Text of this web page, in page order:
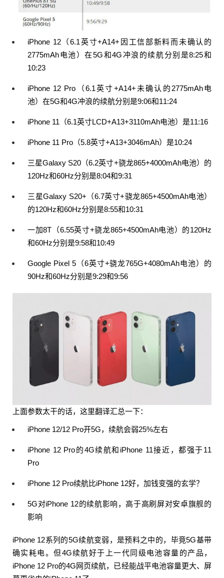
iPhone 12（6.1英寸+A14+因工信部新料而未确认的
2775mAh电池）在5G和4G冲浪的续航分别是8:25和
10:23
iPhone 12 Pro（6.1英寸+A14+未确认的2775mAh电
池）在5G和4G冲浪的续航分别是9:06和11:24
iPhone 11（6.1英寸LCD+A13+3110mAh电池）是11:16
iPhone 11 Pro（5.8英寸+A13+3046mAh）是10:24
三星Galaxy S20（6.2英寸+骁龙865+4000mAh电池）的
120Hz和60Hz分别是8:04和9:31
三星Galaxy S20+（6.7英寸+骁龙865+4500mAh电池）
的120Hz和60Hz分别是8:55和10:31
一加8T（6.55英寸+骁龙865+4500mAh电池）的120Hz
和60Hz分别是9:58和10:49
Google Pixel 5（6英寸+骁龙765G+4080mAh电池）的
90Hz和60Hz分别是9:29和9:56
上面参数太干的话，这里翻译汇总一下：
iPhone 12/12 Pro开5G，续航会弱25%左右
iPhone 12 Pro的4G续航和iPhone 11接近，都强于11
Pro
iPhone 12 Pro续航比iPhone 12好，加钱变强的玄学？
5G对iPhone 12的续航影响，高于高刷屏对安卓旗舰的
影响
iPhone 12系列的5G续航变弱，是预料之中的，毕竟5G基带
确实耗电。但4G续航好于上一代同级电池容量的产品，
iPhone 12 Pro的4G网页续航，已经能战平电池容量更大、屏
给鹰视界打赏